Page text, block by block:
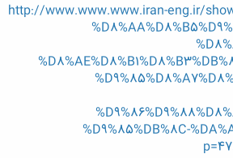
http://www.www.www.iran-eng.ir/
%D9%85%DB%8C-